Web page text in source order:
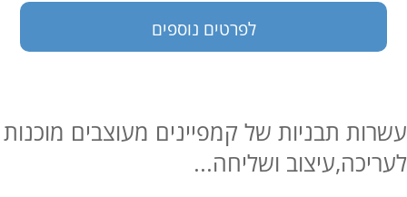
לפרטים נוספים
עשרות תבניות של קמפיינים מעוצבים מוכנות
לעריכה,עיצוב ושליחה...